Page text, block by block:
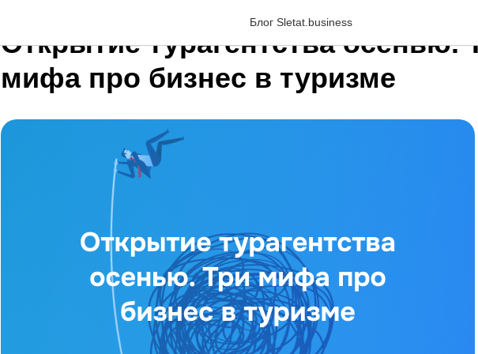
Блог Sletat.business
Открытие турагентства осенью.
мифа про бизнес в туризме